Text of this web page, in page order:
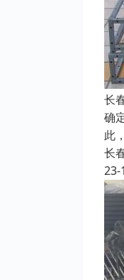
长
确
此
长
23-